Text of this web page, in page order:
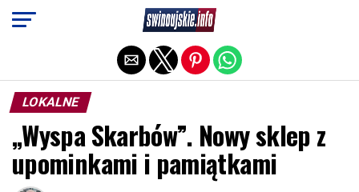
LOKALNE
„Wyspa Skarbów”. Nowy sklep z
upominkami i pamiątkami
Exit mobile version